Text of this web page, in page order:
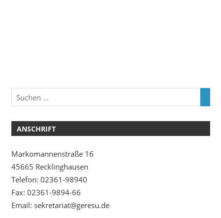
ANSCHRIFT
Markomannenstraße 16
45665 Recklinghausen
Telefon: 02361-98940
Fax: 02361-9894-66
Email: sekretariat@geresu.de